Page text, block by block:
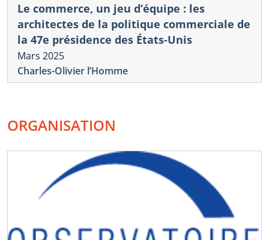
Le commerce, un jeu d’équipe : les
architectes de la politique commerciale de
la 47e présidence des États-Unis
Mars 2025
Charles-Olivier l’Homme
ORGANISATION